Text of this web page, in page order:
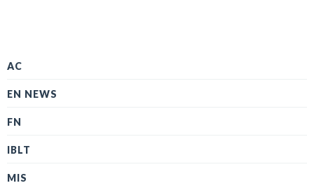
AC
EN NEWS
FN
IBLT
MIS